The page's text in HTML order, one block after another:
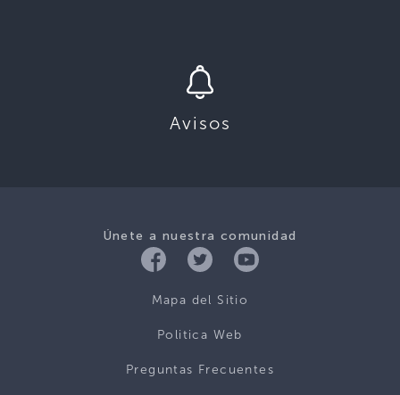
Avisos
Únete a nuestra comunidad
Mapa del Sitio
Politica Web
Preguntas Frecuentes